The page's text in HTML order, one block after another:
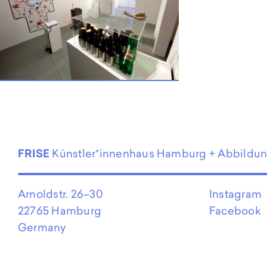
EN
FRISE Künstler*innenhaus Hamburg +
Arnoldstr. 26–30
22765 Hamburg
Germany
Instagram
Facebook